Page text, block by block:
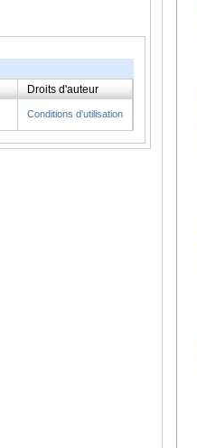
Droits d'auteur
Conditions d'utilisation